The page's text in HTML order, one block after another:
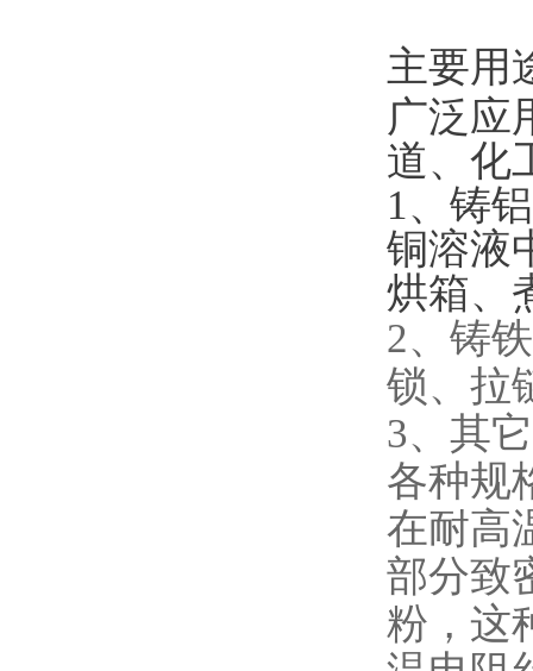
主要用
广泛应
道、化
1、铸
铜溶液
烘箱、
2、铸
锁、拉
3、其
各种规
在耐高
部分致
粉，这